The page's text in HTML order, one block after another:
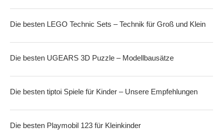
Die besten LEGO Technic Sets – Technik für Groß und Klein
Die besten UGEARS 3D Puzzle – Modellbausätze
Die besten tiptoi Spiele für Kinder – Unsere Empfehlungen
Die besten Playmobil 123 für Kleinkinder